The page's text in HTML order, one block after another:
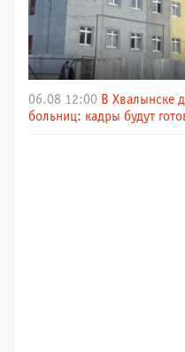
06.08 12:00 В Хвалынске
больниц: кадры будут